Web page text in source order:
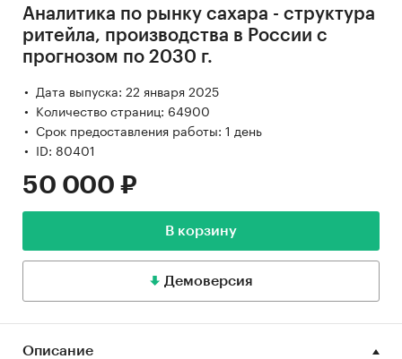
Аналитика по рынку сахара - структура
ритейла, производства в России с
прогнозом по 2030 г.
Дата выпуска: 22 января 2025
Количество страниц: 64900
Срок предоставления работы: 1 день
ID: 80401
50 000 ₽
В корзину
Демоверсия
Описание